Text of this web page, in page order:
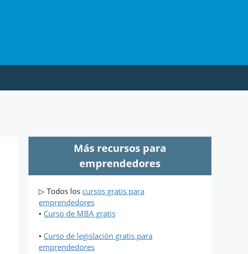
Más recursos para
emprendedores
▷ Todos los cursos gratis para
emprendedores
• Curso de MBA gratis
• Curso de legislación gratis para
emprendedores